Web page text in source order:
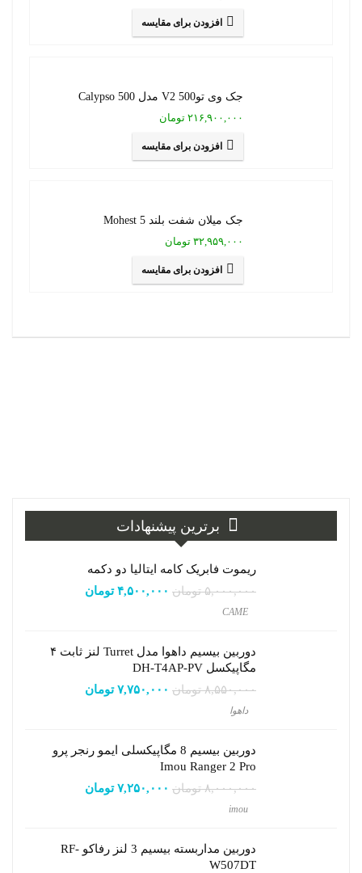
افزودن برای مقایسه
جک وی تو500 V2 مدل Calypso 500
۲۱۶,۹۰۰,۰۰۰ تومان
افزودن برای مقایسه
جک میلان شفت بلند Mohest 5
۳۲,۹۵۹,۰۰۰ تومان
افزودن برای مقایسه
برترین پیشنهادات
ریموت فابریک کامه ایتالیا دو دکمه
۵,۰۰۰,۰۰۰ تومان قیمت
۴,۵۰۰,۰۰۰ تومان
CAME
دوربین بیسیم داهوا مدل Turret لنز ثابت ۴
مگاپیکسل DH-T4AP-PV
۸,۵۵۰,۰۰۰ تومان قیمت
۷,۷۵۰,۰۰۰ تومان
داهوا
دوربین بیسیم 8 مگاپیکسلی ایمو رنجر پرو
Imou Ranger 2 Pro
۸,۰۰۰,۰۰۰ تومان قیمت
۷,۲۵۰,۰۰۰ تومان
imou
دوربین مداربسته بیسیم 3 لنز رفاکو RF-
W507DT